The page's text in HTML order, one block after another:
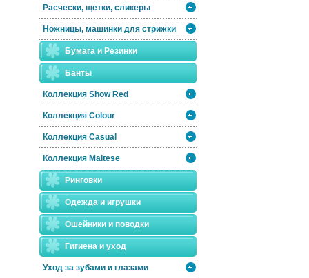
Расчески, щетки, сликеры
Ножницы, машинки для стрижки
Бумага и Резинки
Банты
Коллекция Show Red
Коллекция Colour
Коллекция Casual
Коллекция Maltese
Ринговки
Одежда и игрушки
Ошейники и поводки
Гигиена и уход
Уход за зубами и глазами